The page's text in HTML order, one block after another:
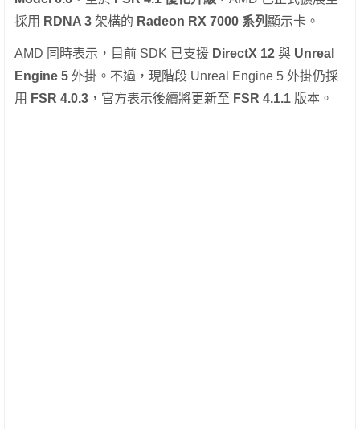
採用 RDNA 3 架構的 Radeon RX 7000 系列 顯示卡。
AMD 同時表示，目前 SDK 已支援 DirectX 12 與 Unreal
Engine 5 外掛。不過，現階段 Unreal Engine 5 外掛仍採
用 FSR 4.0.3 ，官方表示後續將更新至 FSR 4.1.1 版本。